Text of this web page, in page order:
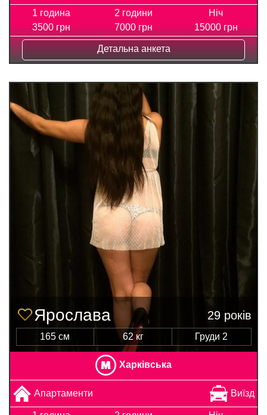
1 година
3500 грн
2 години
7000 грн
Ніч
15000 грн
Детальна анкета
Ярослава 29 років
165 см 62 кг Груди 2
Харківська
Апартаменти Виїзд